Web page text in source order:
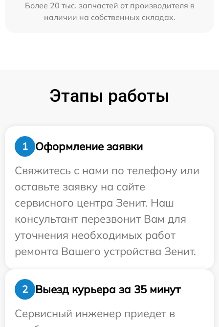
Более 20 тыс. запчастей от производителя в
наличии на собственных складах.
Этапы работы
1
Оформление заявки
Свяжитесь с нами по телефону или
оставьте заявку на сайте
сервисного центра Зенит. Наш
консультант перезвонит Вам для
уточнения необходимых работ
ремонта Вашего устройства Зенит.
2
Выезд курьера за 35 минут
Сервисный инженер приедет в